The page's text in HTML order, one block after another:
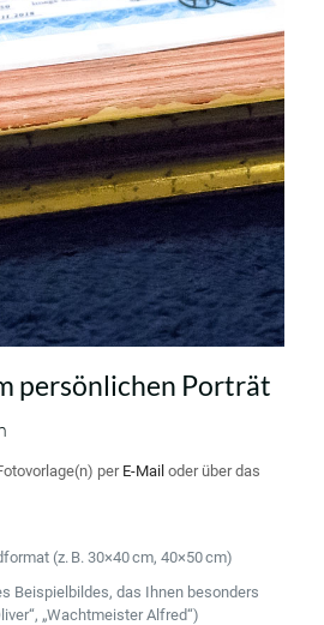
persönlichen Porträt
per E-Mail oder über das
(z. B. 30×40 cm, 40×50 cm)
Beispielbildes, das Ihnen besonders
„Wachtmeister Alfred“)